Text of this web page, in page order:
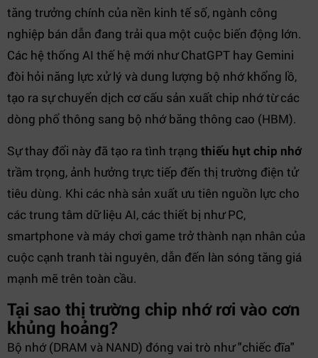
tăng trưởng chính của nền kinh tế số, ngành công
nghiệp bán dẫn đang trải qua một cuộc biến động lớn.
Các hệ thống AI thế hệ mới như ChatGPT hay Gemini
đòi hỏi năng lực xử lý và dung lượng bộ nhớ khổng lồ,
tạo ra sự chuyển dịch cơ cấu sản xuất chip nhớ từ các
dòng phổ thông sang bộ nhớ băng thông cao (HBM).
Sự thay đổi này đã tạo ra tình trạng thiếu hụt chip nhớ
trầm trọng, ảnh hưởng trực tiếp đến thị trường điện tử
tiêu dùng. Khi các nhà sản xuất ưu tiên nguồn lực cho
các trung tâm dữ liệu AI, các thiết bị như PC,
smartphone và máy chơi game trở thành nạn nhân của
cuộc cạnh tranh tài nguyên, dẫn đến làn sóng tăng giá
mạnh mẽ trên toàn cầu.
Tại sao thị trường chip nhớ rơi vào cơn
khủng hoảng?
Bộ nhớ (DRAM và NAND) đóng vai trò như "chiếc đĩa"